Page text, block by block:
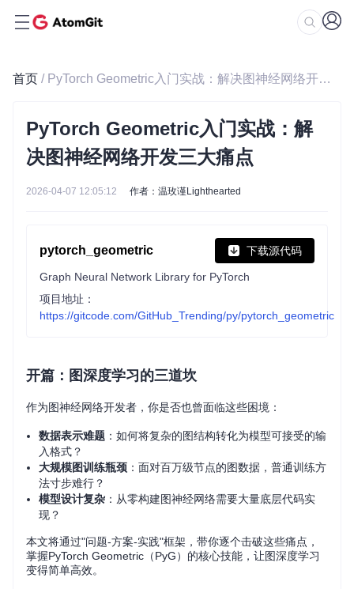
首页 / PyTorch Geometric入门实战：解决图神经网络开发三大痛点
PyTorch Geometric入门实战：解
决图神经网络开发三大痛点
2026-04-07 12:05:12 作者：温玫谨Lighthearted
pytorch_geometric 下载源代码
Graph Neural Network Library for PyTorch
项目地址：
https://gitcode.com/GitHub_Trending/py/pytorch_geometric
开篇：图深度学习的三道坎
作为图神经网络开发者，你是否也曾面临这些困境：
数据表示难题 ：如何将复杂的图结构转化为模型可接受的输
入格式？
大规模图训练瓶颈 ：面对百万级节点的图数据，普通训练方
法寸步难行？
模型设计复杂 ：从零构建图神经网络需要大量底层代码实
现？
本文将通过"问题-方案-实践"框架，带你逐个击破这些痛点，
掌握PyTorch Geometric（PyG）的核心技能，让图深度学习
变得简单高效。